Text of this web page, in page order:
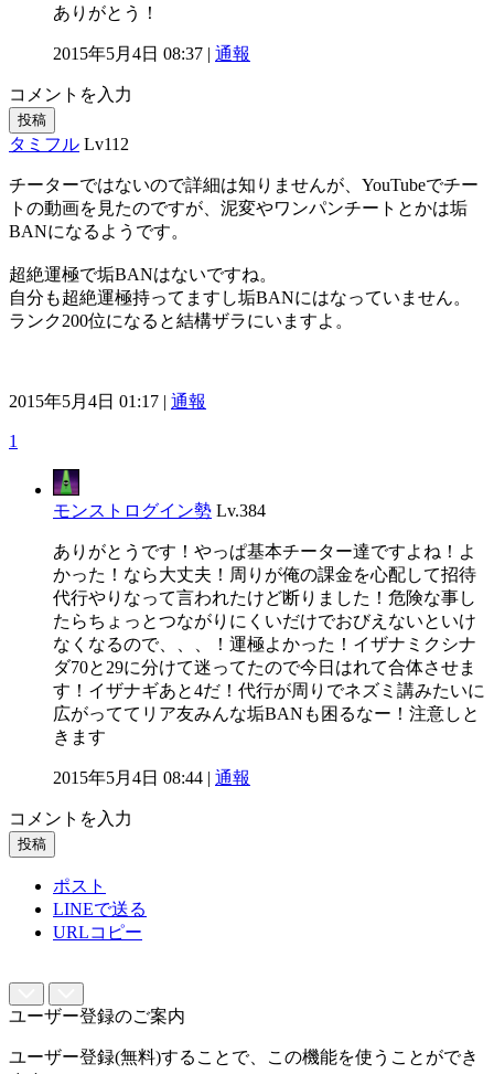
ありがとう！
2015年5月4日 08:37 | 通報
コメントを入力
投稿
タミフル Lv112
チーターではないので詳細は知りませんが、YouTubeでチー
トの動画を見たのですが、泥変やワンパンチートとかは垢
BANになるようです。
超絶運極で垢BANはないですね。
自分も超絶運極持ってますし垢BANにはなっていません。
ランク200位になると結構ザラにいますよ。
2015年5月4日 01:17 | 通報
1
モンストログイン勢 Lv.384
ありがとうです！やっぱ基本チーター達ですよね！よ
かった！なら大丈夫！周りが俺の課金を心配して招待
代行やりなって言われたけど断りました！危険な事し
たらちょっとつながりにくいだけでおびえないといけ
なくなるので、、、！運極よかった！イザナミクシナ
ダ70と29に分けて迷ってたので今日はれて合体させま
す！イザナギあと4だ！代行が周りでネズミ講みたいに
広がっててリア友みんな垢BANも困るなー！注意しと
きます
2015年5月4日 08:44 | 通報
コメントを入力
投稿
ポスト
LINEで送る
URLコピー
ユーザー登録のご案内
ユーザー登録(無料)することで、この機能を使うことができ